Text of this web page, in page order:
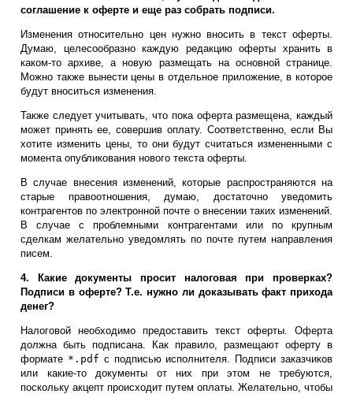
соглашение к оферте и еще раз собрать подписи.
Изменения относительно цен нужно вносить в текст оферты.
Думаю, целесообразно каждую редакцию оферты хранить в
каком-то архиве, а новую размещать на основной странице.
Можно также вынести цены в отдельное приложение, в которое
будут вноситься изменения.
Также следует учитывать, что пока оферта размещена, каждый
может принять ее, совершив оплату. Соответственно, если Вы
хотите изменить цены, то они будут считаться измененными с
момента опубликования нового текста оферты.
В случае внесения изменений, которые распространяются на
старые правоотношения, думаю, достаточно уведомить
контрагентов по электронной почте о внесении таких изменений.
В случае с проблемными контрагентами или по крупным
сделкам желательно уведомлять по почте путем направления
писем.
4. Какие документы просит налоговая при проверках?
Подписи в оферте? Т.е. нужно ли доказывать факт прихода
денег?
Налоговой необходимо предоставить текст оферты. Оферта
должна быть подписана. Как правило, размещают оферту в
формате *.pdf с подписью исполнителя. Подписи заказчиков
или какие-то документы от них при этом не требуются,
поскольку акцепт происходит путем оплаты. Желательно, чтобы